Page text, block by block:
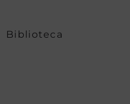
Biblioteca